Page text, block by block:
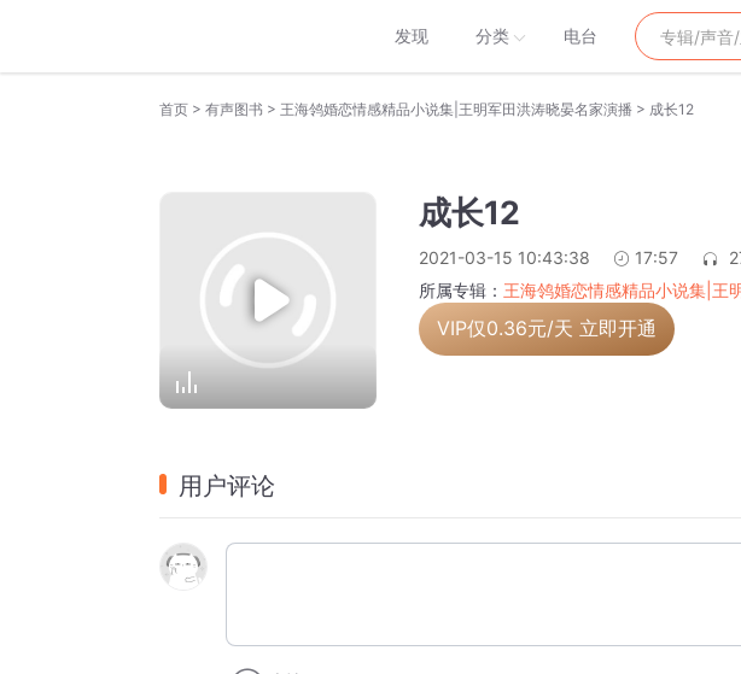
发现 分类 电台
首页 > 有声图书 > 王海鸰婚恋情感精品小说集|王明军田洪涛晓晏名家演播 > 成长12
成长12
2021-03-15 10:43:38 17:57
所属专辑： 王海鸰婚恋情感精品小说集|王
VIP仅0.36元/天 立即开通
用户评论